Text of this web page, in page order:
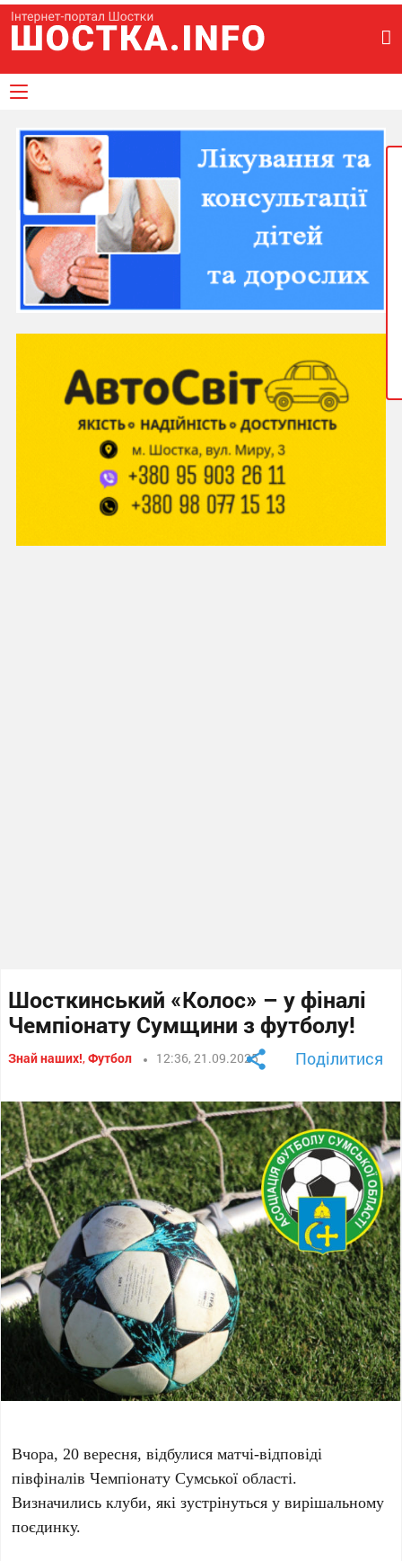
Шосткинський «Колос» – у фіналі
Чемпіонату Сумщини з футболу!
Знай наших!,Футбол 12:36, 21.09.2025 Поділитися
Вчора, 20 вересня, відбулися матчі-відповіді
півфіналів Чемпіонату Сумської області.
Визначились клуби, які зустрінуться у вирішальному
поєдинку.